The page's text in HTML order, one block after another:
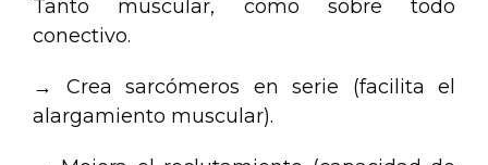
Tanto muscular, como sobre todo
conectivo.
→ Crea sarcómeros en serie (facilita el
alargamiento muscular).